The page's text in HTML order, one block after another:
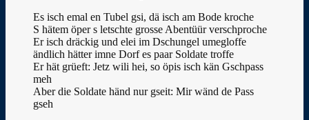
Es isch emal en Tubel gsi, dä isch am Bode kroche
S hätem öper s letschte grosse Abentüür verschproche
Er isch dräckig und elei im Dschungel umegloffe
ändlich hätter imne Dorf es paar Soldate troffe
Er hät grüeft: Jetz wili hei, so öpis isch kän Gschpass
meh
Aber die Soldate händ nur gseit: Mir wänd de Pass
gseh